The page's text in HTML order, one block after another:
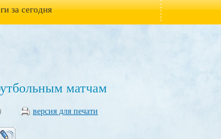
за сегодня
матчам
версия для печати